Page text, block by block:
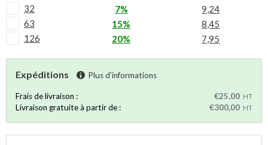
32
7%
9,24
63
15%
8,45
126
20% 7,95
Expéditions Plus d'informations
Frais de livraison : €25,00 HT
Livraison gratuite à partir de : €300,00 HT